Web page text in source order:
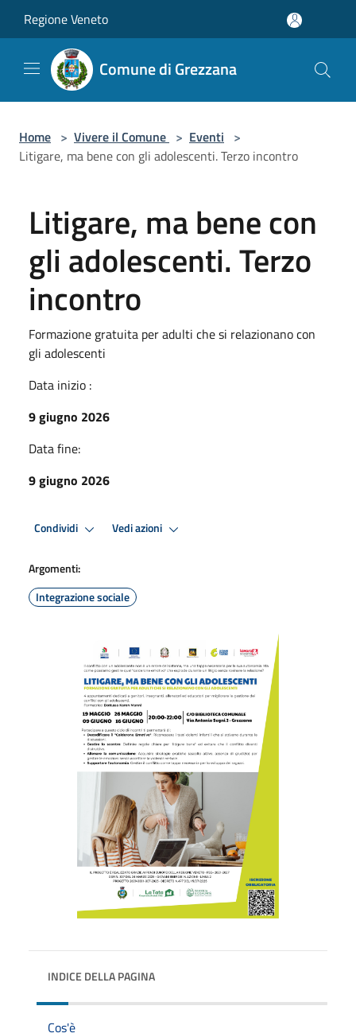
Regione Veneto
Comune di Grezzana
Home > Vivere il Comune > Eventi >
Litigare, ma bene con gli adolescenti. Terzo incontro
Litigare, ma bene con
gli adolescenti. Terzo
incontro
Formazione gratuita per adulti che si relazionano con
gli adolescenti
Data inizio :
9 giugno 2026
Data fine:
9 giugno 2026
Condividi Vedi azioni
Argomenti:
Integrazione sociale
INDICE DELLA PAGINA
Cos'è